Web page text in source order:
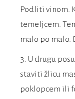
Podliti vinom.
temeljcem.
malo po malo.
U drugu
staviti žlicu
poklopcem ili